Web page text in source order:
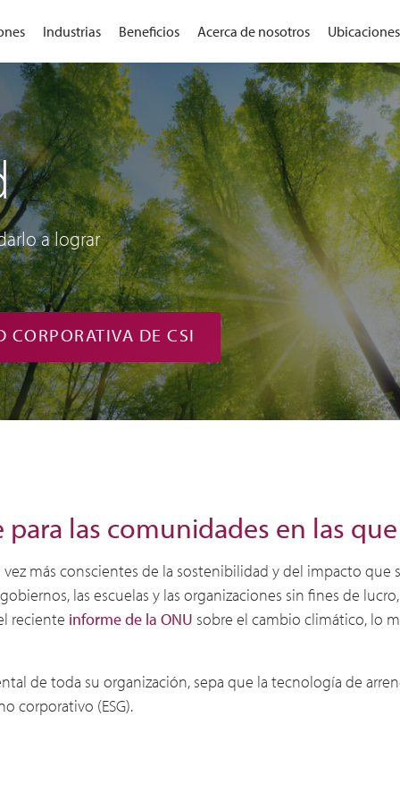
Industrias Beneficios Acerca de nosotros Ubicaciones
a lograr
CORPORATIVA DE CSI
las comunidades en las
más conscientes de la sostenibilidad y del impacto que
las escuelas y las organizaciones sin fines de
reciente informe de la ONU sobre el cambio climático, lo
de toda su organización, sepa que la tecnología de
corporativo (ESG).